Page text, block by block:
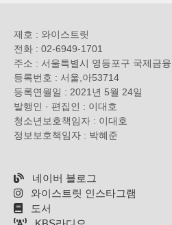
제호 : 와이스트릿
전화 : 02-6949-1701
주소 : 서울특별시 영등포구 국제금
등록번호 : 서울,아53714
등록연월일 : 2021년 5월 24일
발행인 · 편집인 : 이대호
청소년보호책임자 : 이대호
정보보호책임자 : 박혜준
네이버 블로그
와이스트릿 인스타그램
도서